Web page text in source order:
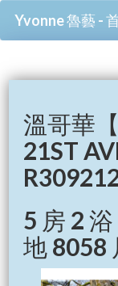
Yvonne 魯藝 -
溫哥華
21ST
5 房 2
地 8058